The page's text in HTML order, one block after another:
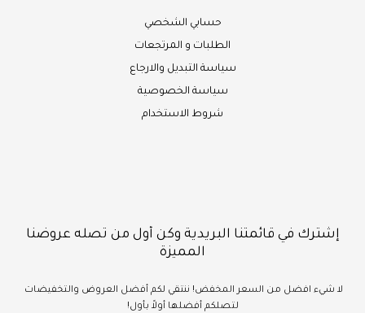
حسابي الشخصي
الطلبات و المرتجعات
سياسة التبديل والارجاع
سياسة الخصوصية
شروط الاستخدام
إشترك في قائمتنا البريدية وكن أول من تصله عروضنا
المميزة
لا شيء افضل من السعر المخفض! ننتقي لكم أفضل العروض والتخفيضات
لتصلكم أفضلها أولاً بأول!